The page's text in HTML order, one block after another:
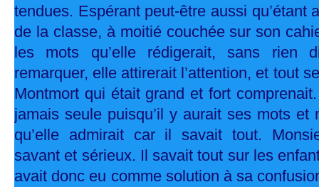
tendues. Espérant peut-être aussi qu’étant
de la classe, à moitié couchée sur son
les mots qu’elle rédigerait, sans rien
remarquer, elle attirerait l’attention, et tout
Montmort qui était grand et fort
jamais seule puisqu’il y aurait ses mots et
qu’elle admirait car il savait tout.
savant et sérieux. Il savait tout sur les
avait donc eu comme solution à sa